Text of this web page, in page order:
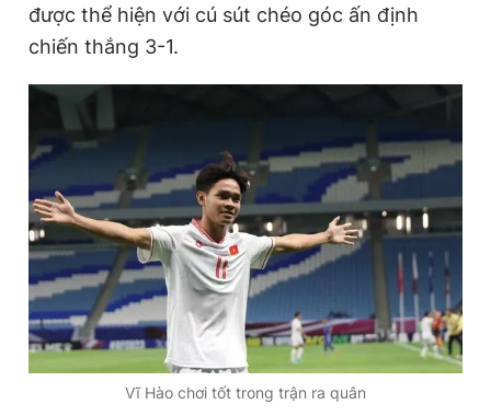
Đặt báo Quảng cáo RSS Tòa soạn Chính sách bảo
Phó tổng biên tập thường trực: Hải Thành
Phó tổng biên tập: Trần Việt Hưng
Tổng thư ký tòa soạn: Đức Trung
Giấy phép xuất bản số 110/GP - BTTTT cấp ngày 24.3.2020
© 2003-2026 Bản quyền thuộc về Báo Thanh Niên. Cấm sao
chép dưới mọi hình thức nếu không có sự chấp thuận bằng văn
bản. Phát triển bởi ePi Technologies, JSC.
được thể hiện với cú sút chéo góc ấn định
chiến thắng 3-1.
Vĩ Hào chơi tốt trong trận ra quân